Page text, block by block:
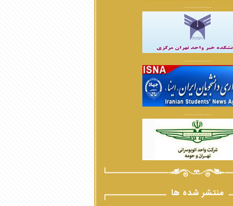
................
................
................
منتشر شده ها